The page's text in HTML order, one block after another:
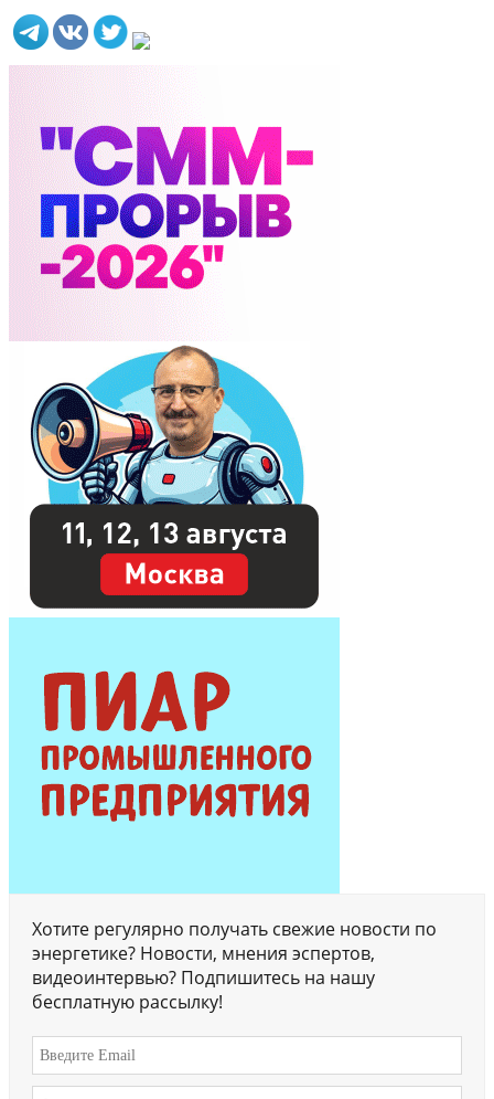
Хотите регулярно получать свежие новости по
энергетике? Новости, мнения эспертов,
видеоинтервью? Подпишитесь на нашу
бесплатную рассылку!